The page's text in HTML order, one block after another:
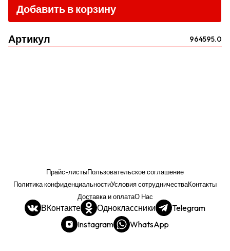
Добавить в корзину
Артикул 964595.0
Прайс-листыПользовательское соглашение
Политика конфиденциальностиУсловия сотрудничестваКонтакты
Доставка и оплатаО Нас
ВКонтакте Одноклассники
Telegram
Instagram
WhatsApp